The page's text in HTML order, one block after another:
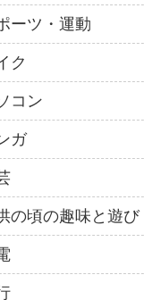
ーツ・運動
ク
コン
ガ
の頃の趣味と遊び